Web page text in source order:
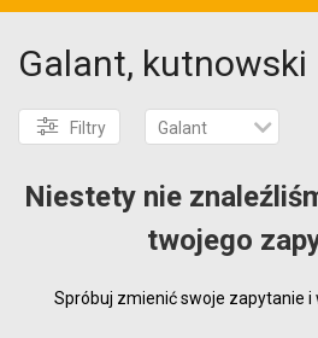
Galant, kutnowski
Filtry Galant
Niestety nie
twojego
Spróbuj zmienić swoje zapytanie i